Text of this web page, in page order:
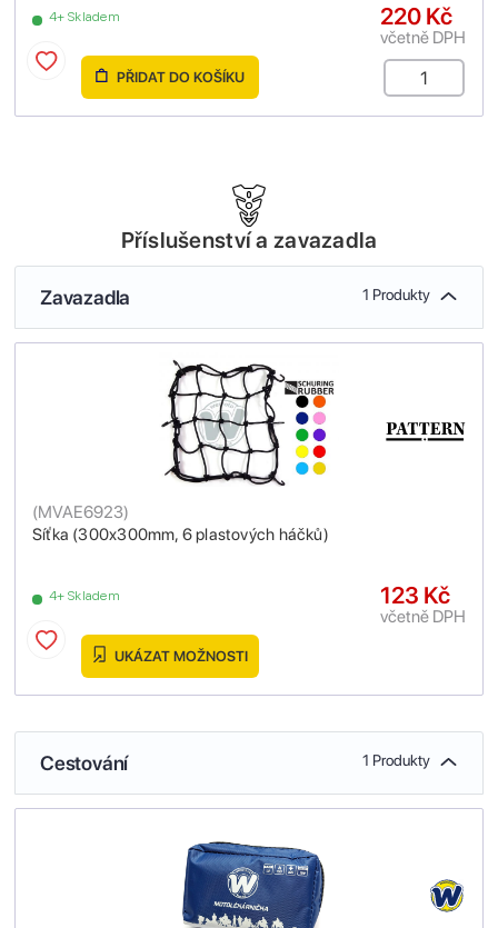
4+ Skladem 220 Kč
včetně DPH
PŘIDAT DO KOŠÍKU
Příslušenství a zavazadla
Zavazadla 1 Produkty
Síťka (300x300mm, 6 plastových háčků)
(MVAE6923)
4+ Skladem 123 Kč
včetně DPH
UKÁZAT MOŽNOSTI
Cestování 1 Produkty